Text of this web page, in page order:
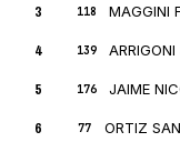
3 118 MAGGINI
4 139
5 176 JAIME
6 77 ORTIZ